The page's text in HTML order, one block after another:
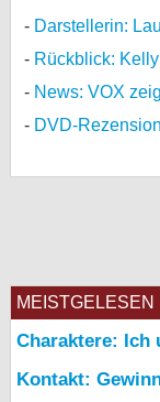
Darstellerin:
Rückblick:
News: VOX
DVD-
MEISTGELESEN
Charaktere: Ich
Kontakt: